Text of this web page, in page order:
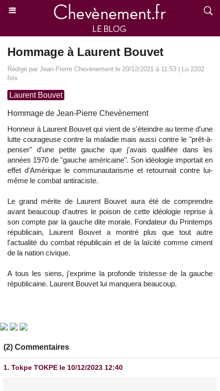
Hommage à Laurent Bouvet
Rédigé par Jean-Pierre Chevènement le 20/12/2021 à 11:53 | Lu 2202
fois
Laurent Bouvet
Hommage de Jean-Pierre Chevènement
Honneur à Laurent Bouvet qui vient de s'éteindre au terme d'une
lutte courageuse contre la maladie mais aussi contre le "prêt-à-
penser" d'une petite gauche que j'avais qualifiée dans les
années 1970 de "gauche américaine". Son idéologie importait en
effet d'Amérique le communautarisme et retournait contre lui-
même le combat antiraciste.
Le grand mérite de Laurent Bouvet aura été de comprendre
avant beaucoup d'autres le poison de cette idéologie reprise à
son compte par la gauche dite morale. Fondateur du Printemps
républicain, Laurent Bouvet a montré plus que tout autre
l'actualité du combat républicain et de la laïcité comme ciment
de la nation civique.
A tous les siens, j'exprime la profonde tristesse de la gauche
républicaine. Laurent Bouvet lui manquera beaucoup.
(2) Commentaires
1. Tokpe TOKPE le 10/12/2023 12:40